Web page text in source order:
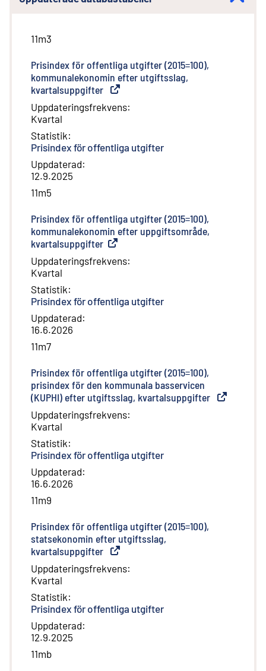
11m3
Prisindex för offentliga utgifter (2015=100),
kommunalekonomin efter utgiftsslag,
kvartalsuppgifter Extern länk
Uppdateringsfrekvens:
Kvartal
Statistik:
Prisindex för offentliga utgifter
Uppdaterad:
12.9.2025
11m5
Prisindex för offentliga utgifter (2015=100),
kommunalekonomin efter uppgiftsområde,
kvartalsuppgifter Extern länk
Uppdateringsfrekvens:
Kvartal
Statistik:
Prisindex för offentliga utgifter
Uppdaterad:
16.6.2026
11m7
Prisindex för offentliga utgifter (2015=100),
prisindex för den kommunala basservicen
(KUPHI) efter utgiftsslag, kvartalsuppgifter Extern länk
Uppdateringsfrekvens:
Kvartal
Statistik:
Prisindex för offentliga utgifter
Uppdaterad:
16.6.2026
11m9
Prisindex för offentliga utgifter (2015=100),
statsekonomin efter utgiftsslag,
kvartalsuppgifter Extern länk
Uppdateringsfrekvens:
Kvartal
Statistik:
Prisindex för offentliga utgifter
Uppdaterad:
12.9.2025
11mb